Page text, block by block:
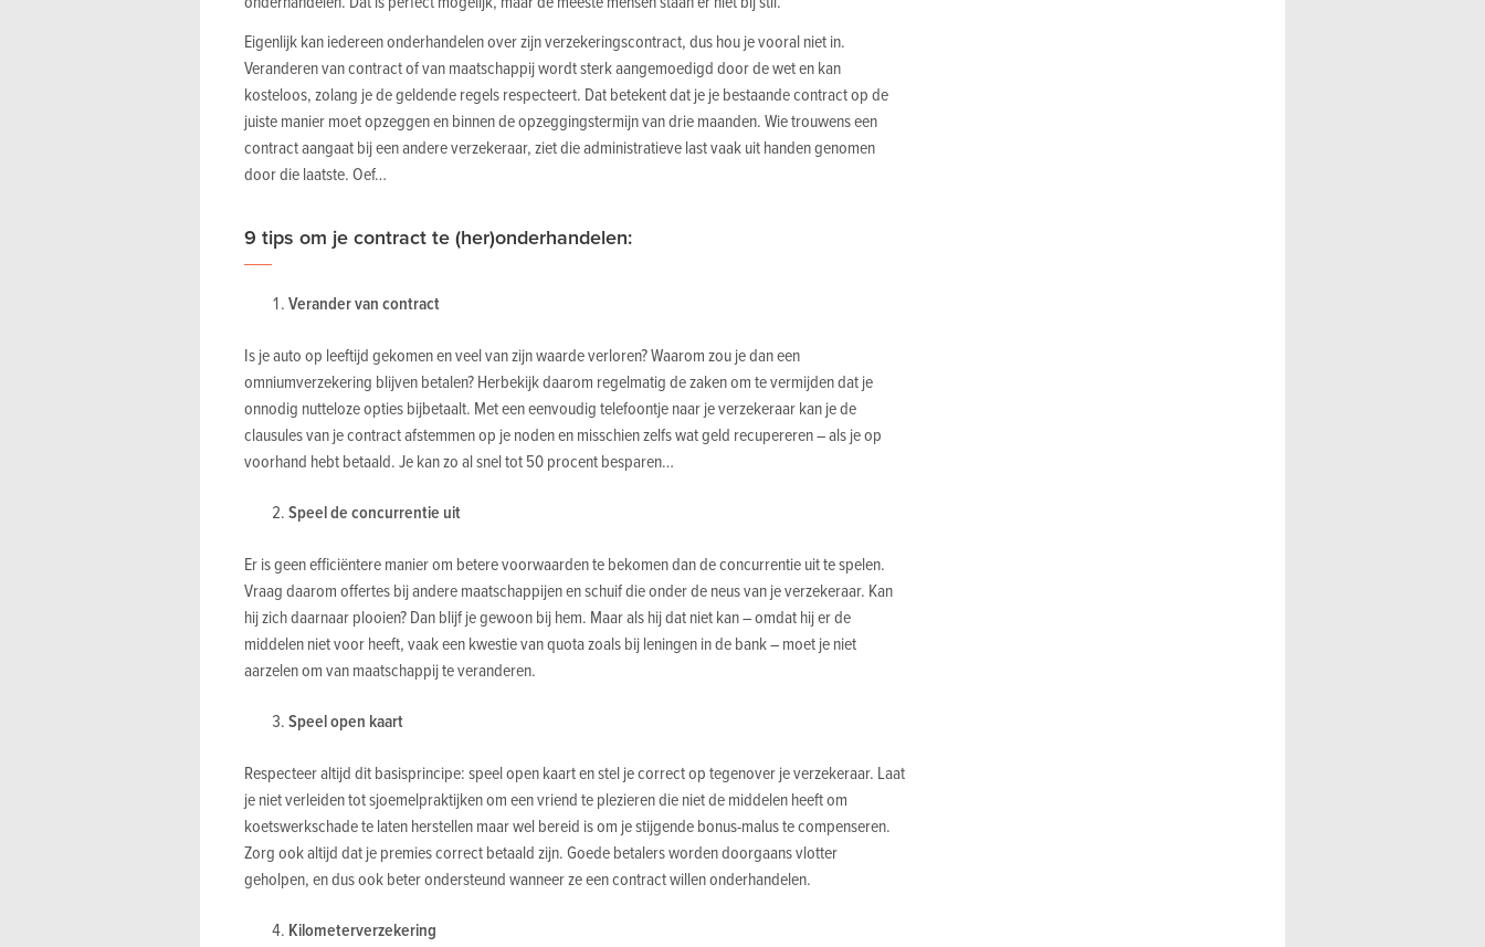
Eigenlijk kan iedereen onderhandelen over zijn verzekeringscontract, dus hou je vooral niet in.
Veranderen van contract of van maatschappij wordt sterk aangemoedigd door de wet en kan
kosteloos, zolang je de geldende regels respecteert. Dat betekent dat je je bestaande contract op de
juiste manier moet opzeggen en binnen de opzeggingstermijn van drie maanden. Wie trouwens een
contract aangaat bij een andere verzekeraar, ziet die administratieve last vaak uit handen genomen
door die laatste. Oef…
9 tips om je contract te (her)onderhandelen:
Verander van contract
Is je auto op leeftijd gekomen en veel van zijn waarde verloren? Waarom zou je dan een
omniumverzekering blijven betalen? Herbekijk daarom regelmatig de zaken om te vermijden dat je
onnodig nutteloze opties bijbetaalt. Met een eenvoudig telefoontje naar je verzekeraar kan je de
clausules van je contract afstemmen op je noden en misschien zelfs wat geld recupereren – als je op
voorhand hebt betaald. Je kan zo al snel tot 50 procent besparen…
Speel de concurrentie uit
Er is geen efficiëntere manier om betere voorwaarden te bekomen dan de concurrentie uit te spelen.
Vraag daarom offertes bij andere maatschappijen en schuif die onder de neus van je verzekeraar. Kan
hij zich daarnaar plooien? Dan blijf je gewoon bij hem. Maar als hij dat niet kan – omdat hij er de
middelen niet voor heeft, vaak een kwestie van quota zoals bij leningen in de bank – moet je niet
aarzelen om van maatschappij te veranderen.
Speel open kaart
Respecteer altijd dit basisprincipe: speel open kaart en stel je correct op tegenover je verzekeraar. Laat
je niet verleiden tot sjoemelpraktijken om een vriend te plezieren die niet de middelen heeft om
koetswerkschade te laten herstellen maar wel bereid is om je stijgende bonus-malus te compenseren.
Zorg ook altijd dat je premies correct betaald zijn. Goede betalers worden doorgaans vlotter
geholpen, en dus ook beter ondersteund wanneer ze een contract willen onderhandelen.
Kilometerverzekering